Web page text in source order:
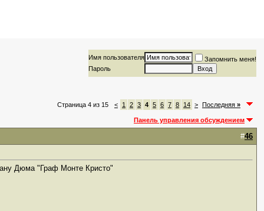
Имя пользователя
Запомнить меня!
Пароль
Страница 4 из 15 < 1 2 3 4 5 6 7 8 14 > Последняя »
Панель управления обсуждением
#46
Дюма "Граф Монте Кристо"